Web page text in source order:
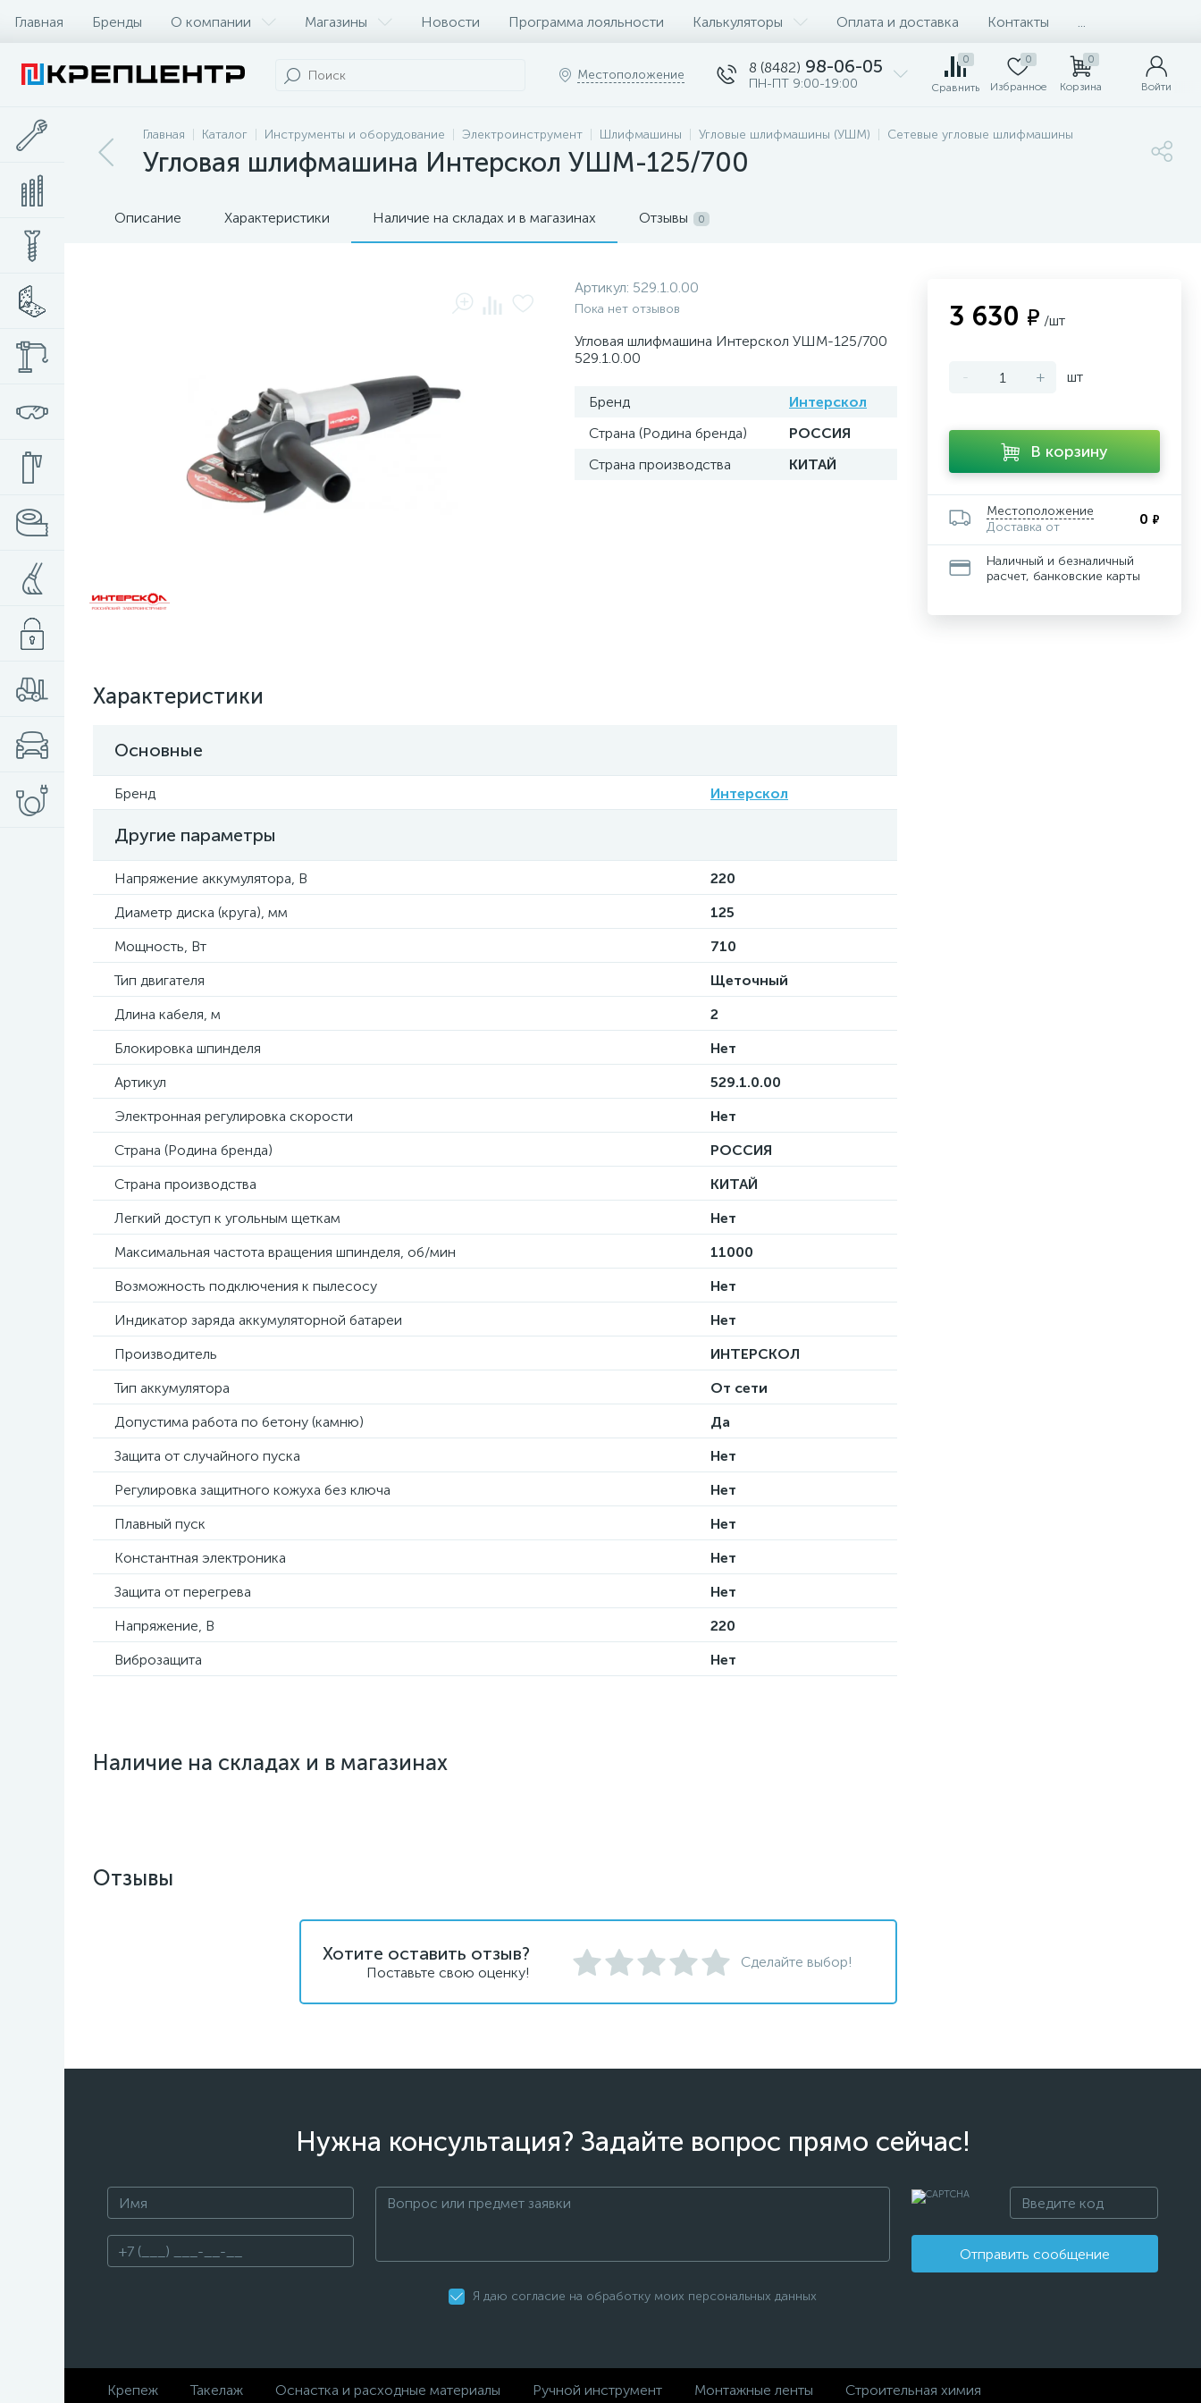
Главная Бренды О компании Магазины Новости Программа лояльности Калькуляторы Оплата и доставка Контакты
Местоположение 8 (8482) 98-06-05
ПН-ПТ 9:00-19:00
0
Сравнить
0
Избранное
0
Корзина Войти
Главная Каталог Инструменты и оборудование Электроинструмент Шлифмашины Угловые шлифмашины (УШМ) Сетевые угловые шлифмашины
Угловая шлифмашина Интерскол УШМ-125/700
Описание Характеристики Наличие на складах и в магазинах Отзывы 0
Артикул: 529.1.0.00
Пока нет отзывов
Угловая шлифмашина Интерскол УШМ-125/700
529.1.0.00
Бренд
Интерскол
Страна (Родина бренда)
РОССИЯ
Страна производства
КИТАЙ
Характеристики
Основные
Бренд Интерскол
Другие параметры
Напряжение аккумулятора, В
220
Диаметр диска (круга), мм
125
Мощность, Вт
710
Тип двигателя
Щеточный
Длина кабеля, м
2
Блокировка шпинделя
Нет
Артикул
529.1.0.00
Электронная регулировка скорости
Нет
Страна (Родина бренда)
РОССИЯ
Страна производства
КИТАЙ
Легкий доступ к угольным щеткам
Нет
Максимальная частота вращения шпинделя, об/мин
11000
Возможность подключения к пылесосу
Нет
Индикатор заряда аккумуляторной батареи
Нет
Производитель
ИНТЕРСКОЛ
Тип аккумулятора
От сети
Допустима работа по бетону (камню)
Да
Защита от случайного пуска
Нет
Регулировка защитного кожуха без ключа
Нет
Плавный пуск
Нет
Константная электроника
Нет
Защита от перегрева
Нет
Напряжение, В
220
Виброзащита
Нет
Наличие на складах и в магазинах
3 630 ₽ /шт
- + шт
В корзину
Местоположение
Доставка от
0 ₽
Наличный и безналичный
расчет, банковские карты
Отзывы
Хотите оставить отзыв?
Поставьте свою оценку!
Сделайте выбор!
Нужна консультация? Задайте вопрос прямо сейчас!
Отправить сообщение
Я даю согласие на обработку моих персональных данных
Крепеж Такелаж Оснастка и расходные материалы Ручной инструмент Монтажные ленты Строительная химия